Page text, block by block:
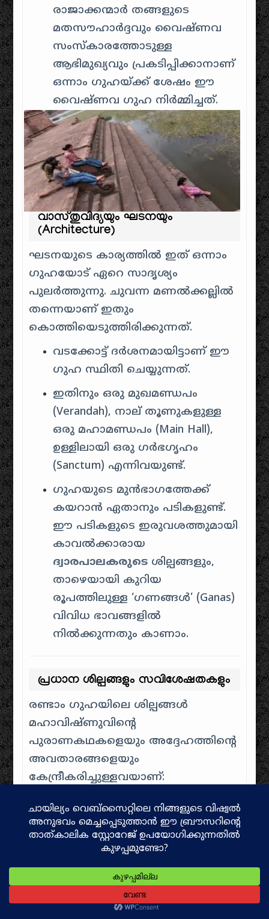
രാജാക്കന്മാർ തങ്ങളുടെ
മതസൗഹാർദ്ദവും വൈഷ്ണവ
സംസ്കാരത്തോടുള്ള
ആഭിമുഖ്യവും പ്രകടിപ്പിക്കാനാണ്
ഒന്നാം ഗുഹയ്ക്ക് ശേഷം ഈ
വൈഷ്ണവ ഗുഹ നിർമ്മിച്ചത്.
വാസ്തുവിദ്യയും ഘടനയും
(Architecture)
ഘടനയുടെ കാര്യത്തിൽ ഇത് ഒന്നാം
ഗുഹയോട് ഏറെ സാദൃശ്യം
പുലർത്തുന്നു. ചുവന്ന മണൽക്കല്ലിൽ
തന്നെയാണ് ഇതും
കൊത്തിയെടുത്തിരിക്കുന്നത്.
വടക്കോട്ട് ദർശനമായിട്ടാണ് ഈ
ഗുഹ സ്ഥിതി ചെയ്യുന്നത്.
ഇതിനും ഒരു മുഖമണ്ഡപം
(Verandah), നാല് തൂണുകളുള്ള
ഒരു മഹാമണ്ഡപം (Main Hall),
ഉള്ളിലായി ഒരു ഗർഭഗൃഹം
(Sanctum) എന്നിവയുണ്ട്.
ഗുഹയുടെ മുൻഭാഗത്തേക്ക്
കയറാൻ ഏതാനും പടികളുണ്ട്.
ഈ പടികളുടെ ഇരുവശത്തുമായി
കാവൽക്കാരായ
ദ്വാരപാലകരുടെ ശില്പങ്ങളും,
താഴെയായി കുറിയ
രൂപത്തിലുള്ള ‘ഗണങ്ങൾ’ (Ganas)
വിവിധ ഭാവങ്ങളിൽ
നിൽക്കുന്നതും കാണാം.
പ്രധാന ശില്പങ്ങളും സവിശേഷതകളും
രണ്ടാം ഗുഹയിലെ ശില്പങ്ങൾ
മഹാവിഷ്ണുവിന്റെ
പുരാണകഥകളെയും അദ്ദേഹത്തിന്റെ
അവതാരങ്ങളെയും
കേന്ദ്രീകരിച്ചുള്ളവയാണ്:
വരാഹ മൂർത്തി (Varaha Avatar):
വിഷ്ണുവിന്റെ വരാഹ (പന്നി)
അവതാരത്തിന്റെ കൂറ്റൻ
ശില്പമാണിത്. പ്രളയത്തിൽ
മുങ്ങിപ്പോയ ഭൂമീദേവിയെ തന്റെ
കൊമ്പിലുയർത്തി രക്ഷിക്കുന്ന
വരാഹമൂർത്തിയെ ഇവിടെ